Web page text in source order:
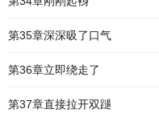
第35章深深昅了口气
第36章立即绕走了
第37章直接拉开双蹆